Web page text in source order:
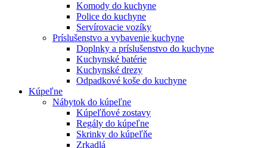
Komody do kuchyne
Police do kuchyne
Servírovacie vozíky
Príslušenstvo a vybavenie kuchyne
Doplnky a príslušenstvo do kuchyne
Kuchynské batérie
Kuchynské drezy
Odpadkové koše do kuchyne
Kúpeľne
Nábytok do kúpeľne
Kúpeľňové zostavy
Regály do kúpeľne
Skrinky do kúpeľňe
Zrkadlá